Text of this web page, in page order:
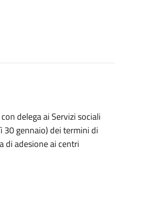
delega ai Servizi sociali
30 gennaio) dei termini di
di adesione ai centri